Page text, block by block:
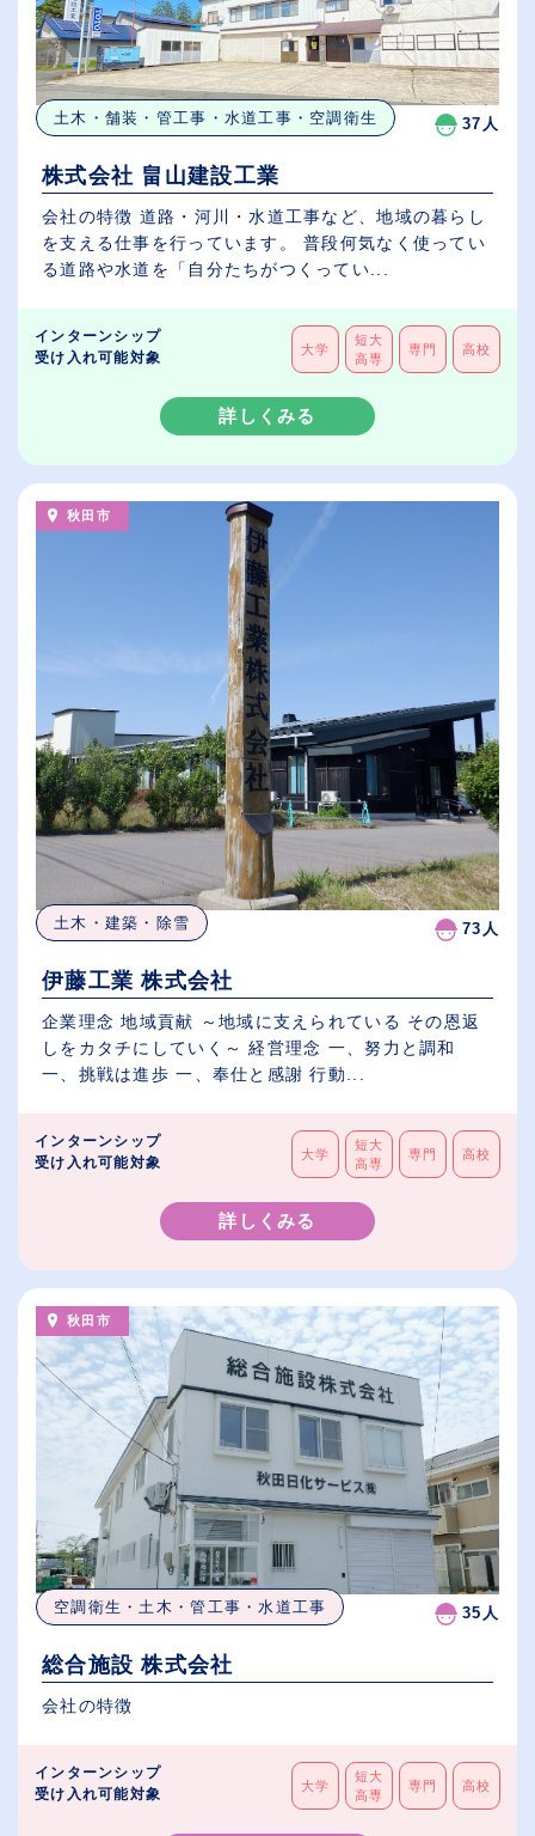
土木・舗装・管工事・水道工事・空調衛生 37人
株式会社 畠山建設工業
会社の特徴 道路・河川・水道工事など、地域の暮らし
を支える仕事を行っています。 普段何気なく使ってい
る道路や水道を「自分たちがつくってい...
インターンシップ
受け入れ可能対象
大学
短大
高専
専門 高校
詳しくみる
秋田市
土木・建築・除雪 73人
伊藤工業 株式会社
企業理念 地域貢献 ～地域に支えられている その恩返
しをカタチにしていく～ 経営理念 一、努力と調和
一、挑戦は進歩 一、奉仕と感謝 行動...
インターンシップ
受け入れ可能対象
大学
短大
高専
専門 高校
詳しくみる
秋田市
空調衛生・土木・管工事・水道工事 35人
総合施設 株式会社
会社の特徴
インターンシップ
受け入れ可能対象
大学
短大
高専
専門 高校